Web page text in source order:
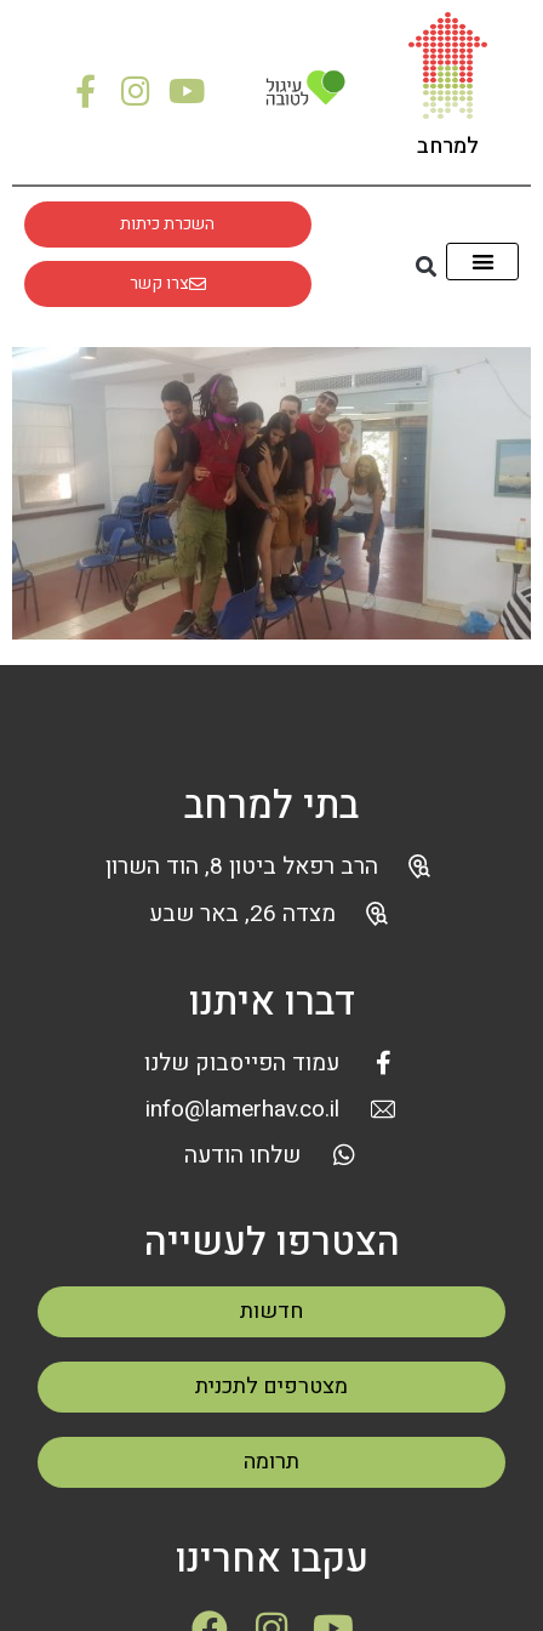
למרחב
השכרת כיתות
צרו קשר
בתי למרחב
הרב רפאל ביטון 8, הוד השרון
מצדה 26, באר שבע
דברו איתנו
עמוד הפייסבוק שלנו
info@lamerhav.co.il
שלחו הודעה
הצטרפו לעשייה
חדשות
מצטרפים לתכנית
תרומה
עקבו אחרינו